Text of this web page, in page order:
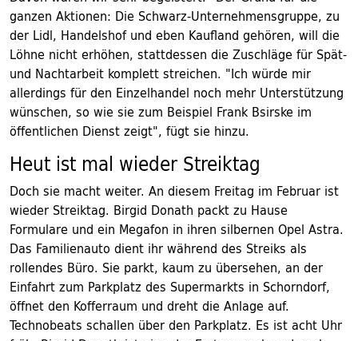
ganzen Aktionen: Die Schwarz-Unternehmensgruppe, zu
der Lidl, Handelshof und eben Kaufland gehören, will die
Löhne nicht erhöhen, stattdessen die Zuschläge für Spät-
und Nachtarbeit komplett streichen. "Ich würde mir
allerdings für den Einzelhandel noch mehr Unterstützung
wünschen, so wie sie zum Beispiel Frank Bsirske im
öffentlichen Dienst zeigt", fügt sie hinzu.
Heut ist mal wieder Streiktag
Doch sie macht weiter. An diesem Freitag im Februar ist
wieder Streiktag. Birgid Donath packt zu Hause
Formulare und ein Megafon in ihren silbernen Opel Astra.
Das Familienauto dient ihr während des Streiks als
rollendes Büro. Sie parkt, kaum zu übersehen, an der
Einfahrt zum Parkplatz des Supermarkts in Schorndorf,
öffnet den Kofferraum und dreht die Anlage auf.
Technobeats schallen über den Parkplatz. Es ist acht Uhr